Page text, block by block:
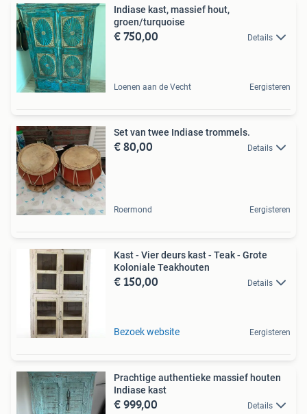
Indiase kast, massief hout,
groen/turquoise
€ 750,00 Details
Loenen aan de Vecht Eergisteren
Set van twee Indiase trommels.
€ 80,00 Details
Roermond Eergisteren
Kast - Vier deurs kast - Teak - Grote
Koloniale Teakhouten
€ 150,00 Details
Bezoek website Eergisteren
Prachtige authentieke massief houten
Indiase kast
€ 999,00 Details